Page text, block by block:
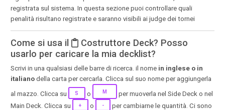
registrata sul sistema. In questa sezione puoi controllare quali
penalità risultano registrate e saranno visibili ai judge dei tornei
Come si usa il
Costruttore Deck? Posso
usarlo per caricare la mia decklist?
Scrivi in una qualsiasi delle barre di ricerca. il nome in inglese o in
italiano della carta per cercarla. Clicca sul suo nome per aggiungerla
al mazzo. Clicca su
S o M
per muoverla nel Side Deck o nel
Main Deck. Clicca su
+ o -
per cambiarne le quantità. Ci sono